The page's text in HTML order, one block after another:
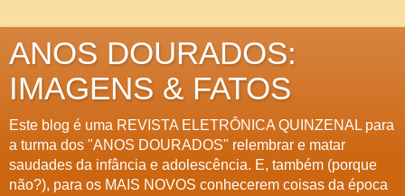
ANOS DOURADOS:
IMAGENS & FATOS
Este blog é uma REVISTA ELETRÔNICA QUINZENAL para
a turma dos "ANOS DOURADOS" relembrar e matar
saudades da infância e adolescência. E, também (porque
não?), para os MAIS NOVOS conhecerem coisas da época